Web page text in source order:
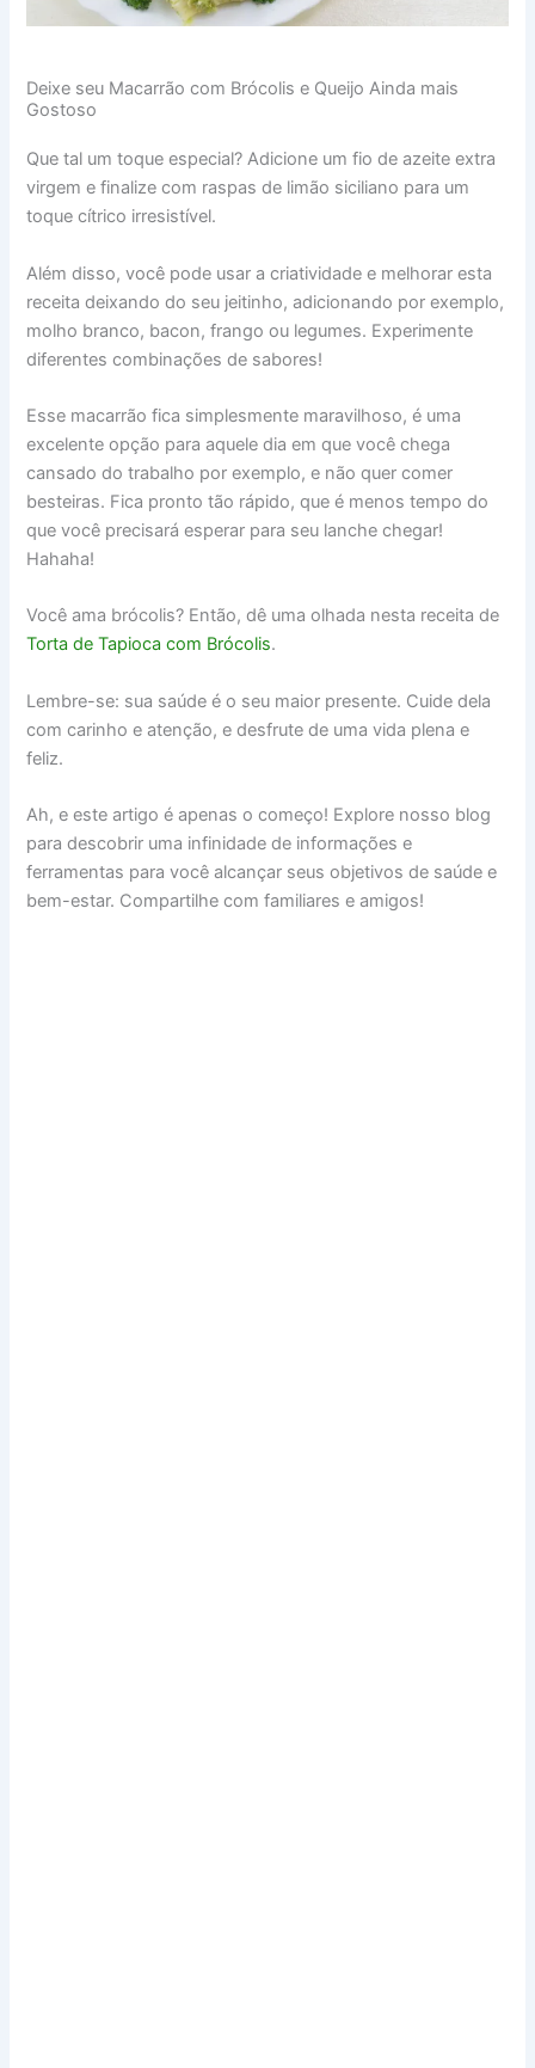
Deixe seu Macarrão com Brócolis e Queijo Ainda mais
Gostoso
Que tal um toque especial? Adicione um fio de azeite extra
virgem e finalize com raspas de limão siciliano para um
toque cítrico irresistível.
Além disso, você pode usar a criatividade e melhorar esta
receita deixando do seu jeitinho, adicionando por exemplo,
molho branco, bacon, frango ou legumes. Experimente
diferentes combinações de sabores!
Esse macarrão fica simplesmente maravilhoso, é uma
excelente opção para aquele dia em que você chega
cansado do trabalho por exemplo, e não quer comer
besteiras. Fica pronto tão rápido, que é menos tempo do
que você precisará esperar para seu lanche chegar!
Hahaha!
Você ama brócolis? Então, dê uma olhada nesta receita de
Torta de Tapioca com Brócolis.
Lembre-se: sua saúde é o seu maior presente. Cuide dela
com carinho e atenção, e desfrute de uma vida plena e
feliz.
Ah, e este artigo é apenas o começo! Explore nosso blog
para descobrir uma infinidade de informações e
ferramentas para você alcançar seus objetivos de saúde e
bem-estar. Compartilhe com familiares e amigos!